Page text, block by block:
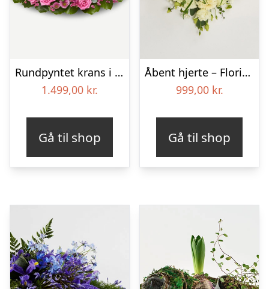
Rundpyntet krans i klassisk stil – pink
1.499,00 kr.
Gå til shop
Åbent hjerte – Floristens kreative valg
999,00 kr.
Gå til shop